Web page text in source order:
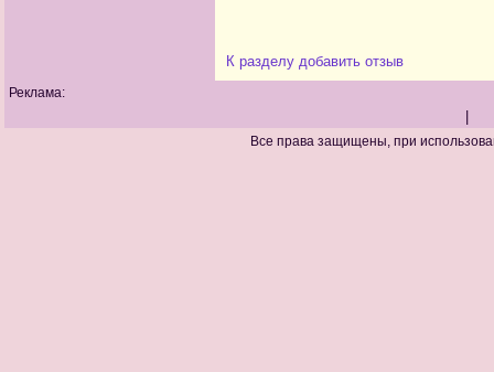
К разделу добавить отзыв
Реклама:
Все права защищены, при